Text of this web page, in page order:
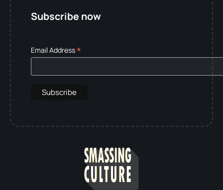
Subscribe now
Email Address*